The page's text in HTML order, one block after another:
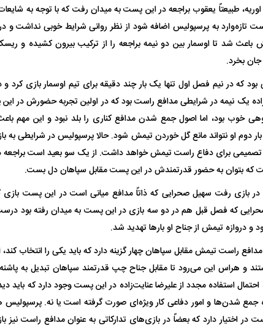
طبیعتاً یعقوب براجعه در این پست به میدان رفت که با توجه به
تازه‌وارد به پرسپولیس اضافه شود از نظر روانی شرایط خوبی نداشت و
باعث شد تا اوسمار بین دو نیمه براجعه را از ترکیب بیرون کشیده و
بخرد.
بود که در نیم فصل اول تنها یک بار چند دقیقه برای تیم اوسمار بازی کرد
یک نیمه در شرایطی مدافع راست بود که در اولین تجربه حضورش در
خوب بود، اما اصول جمع شدن مدافع کناری را بلد نبود و این مهم
دوم او نتواند مانع گل خوردن تیمش شود. حالا پرسپولیس در شرایطی به
برای دفاع راست تیمش خواهد داشت. از یک سو بعید است براجعه
که بتوان به حضور قدرتمندش در این پست مقابل سپاهان دل بست.
در بازی رفت سهیل صحرایی که ذاتاً مدافع میانی است در این پست
که فصل قبل هم در دو سه بازی در این پست به میدان رفته بود درست
و دروازه تیمش از جناح او بار‌ها تهدید شد.
مدافع راست تیمش مقابل سپاهان چهار گزینه دارد که باید یکی را انتخاب کند،
هراس این می‌رود تا مقابل جناح چپ قدرتمند سپاهان تبدیل به
استفاده مجدد از علیرضا عنایت‌زاده در این پست وجود دارد که باید
جمع شدن‌ها و امور دفاعی کار ویژه‌ای صورت گرفته است یا نه.
در اختیار دارد که بعضاً در بازی‌های تدارکاتی به عنوان مدافع راست نیز